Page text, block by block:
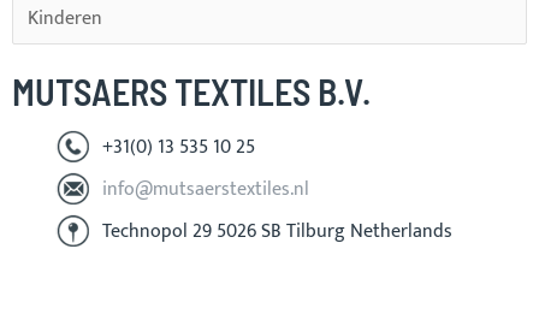
Kinderen
MUTSAERS TEXTILES B.V.
+31(0) 13 535 10 25
info@mutsaerstextiles.nl
Technopol 29 5026 SB Tilburg Netherlands